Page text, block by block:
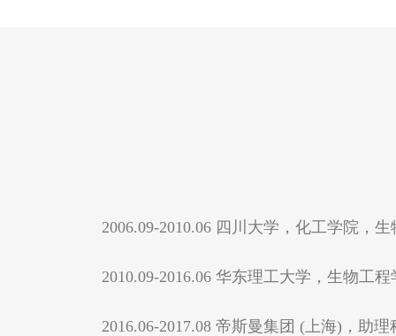
2006.09-2010.06 四川大学，化工学院，
2010.09-2016.06 华东理工大学，生物工
2016.06-2017.08 帝斯曼集团 (上海)，助理